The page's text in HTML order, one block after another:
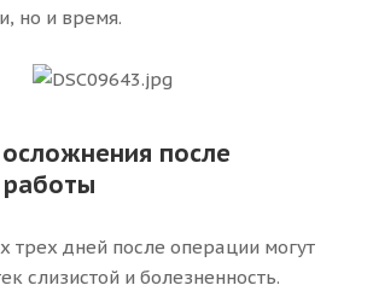
но и время.
после
трех дней после операции могут
слизистой и болезненность.